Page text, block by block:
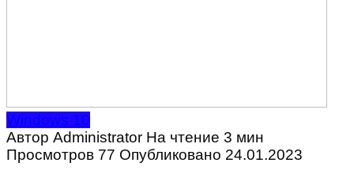
Windows 10
Автор Administrator На чтение 3 мин
Просмотров 77 Опубликовано 24.01.2023